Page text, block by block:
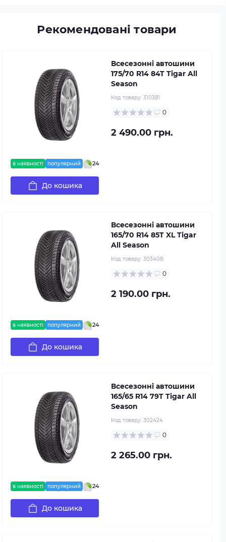
Рекомендовані товари
в наявності популярний 24
Всесезонні автошини
175/70 R14 84T Tigar All
Season
Код товару: 310381
0
2 490.00 грн.
До кошика
в наявності популярний 24
Всесезонні автошини
165/70 R14 85T XL Tigar
All Season
Код товару: 303408
0
2 190.00 грн.
До кошика
в наявності популярний 24
Всесезонні автошини
165/65 R14 79T Tigar All
Season
Код товару: 302424
0
2 265.00 грн.
До кошика